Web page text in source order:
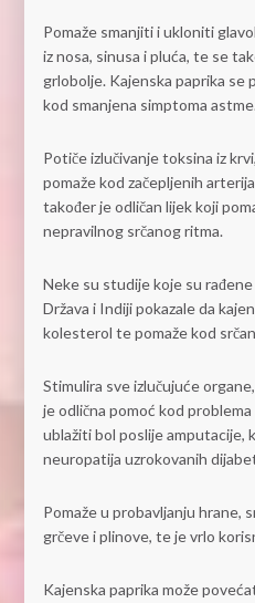
Pomaže smanjiti i ukloniti
iz nosa, sinusa i pluća, te se
grlobolje. Kajenska paprika se
kod smanjena simptoma
Potiče izlučivanje toksina iz
pomaže kod začepljenih
također je odličan lijek koji
nepravilnog srčanog ritma.
Neke su studije koje su
Država i Indiji pokazale da
kolesterol te pomaže kod
Stimulira sve izlučujuće
je odlična pomoć kod
ublažiti bol poslije amputacije,
neuropatija uzrokovanih
Pomaže u probavljanju hrane,
grčeve i plinove, te je vrlo
Kajenska paprika može